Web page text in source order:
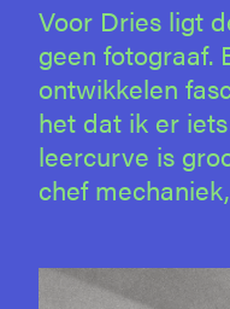
Voor Dries ligt
geen fotograaf.
ontwikkelen
het dat ik er
leercurve is
chef